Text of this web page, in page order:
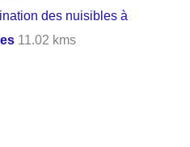
des nuisibles à
11.02 kms